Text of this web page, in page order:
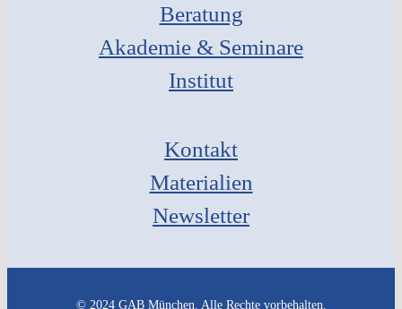
Beratung
Akademie & Seminare
Institut
Kontakt
Materialien
Newsletter
© 2024 GAB München. Alle Rechte vorbehalten.